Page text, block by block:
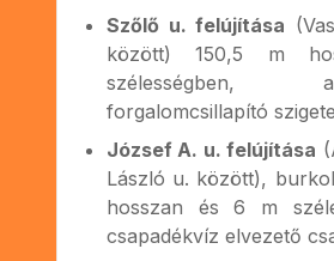
Szőlő u. felújítása
között) 150,5 m
forgalomcsillapító
József A. u. felújítása
László u. között),
hosszan és 6 m
csapadékvíz elvezető